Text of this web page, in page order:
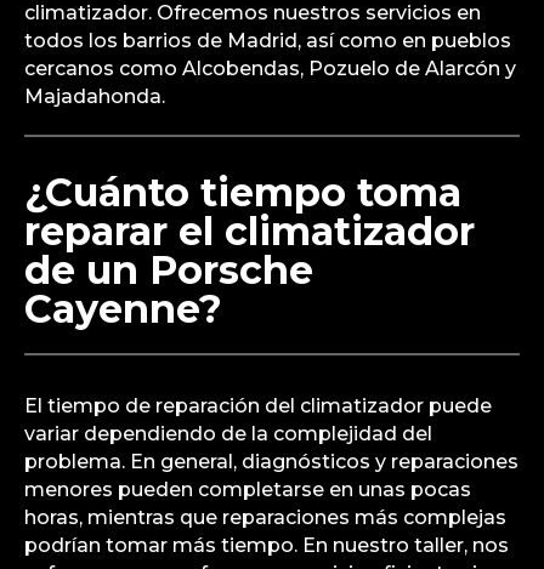
enfríe incluyen una fuga de refrigerante, un
compresor defectuoso o un condensador
obstruido. También podría deberse a problemas
eléctricos o un filtro de aire sucio. En nuestro taller
especializado en Porsche, podemos diagnosticar
esté afectando el funcionamiento del
climatizador. Ofrecemos nuestros servicios en
todos los barrios de Madrid, así como en pueblos
cercanos como Alcobendas, Pozuelo de Alarcón y
Majadahonda.
¿Cuánto tiempo toma
reparar el climatizador
de un Porsche
Cayenne?